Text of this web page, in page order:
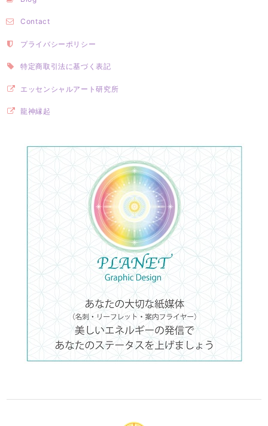
Contact
プライバシーポリシー
特定商取引法に基づく表記
エッセンシャルアート研究所
龍神縁起